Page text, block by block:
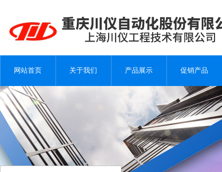
网站首页 关于我们 产品展示 促销产品